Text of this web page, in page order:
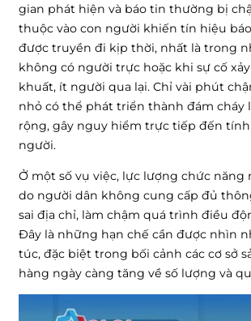
gian phát hiện và báo tin thường bị
thuộc vào con người khiến tín hiệu
được truyền đi kịp thời, nhất là trong
không có người trực hoặc khi sự cố
khuất, ít người qua lại. Chỉ vài phút
nhỏ có thể phát triển thành đám cháy
rộng, gây nguy hiểm trực tiếp đến
người.
Ở một số vụ việc, lực lượng chức
do người dân không cung cấp đủ
sai địa chỉ, làm chậm quá trình điều
Đây là những hạn chế cần được nhìn
túc, đặc biệt trong bối cảnh các cơ sở
hàng ngày càng tăng về số lượng và